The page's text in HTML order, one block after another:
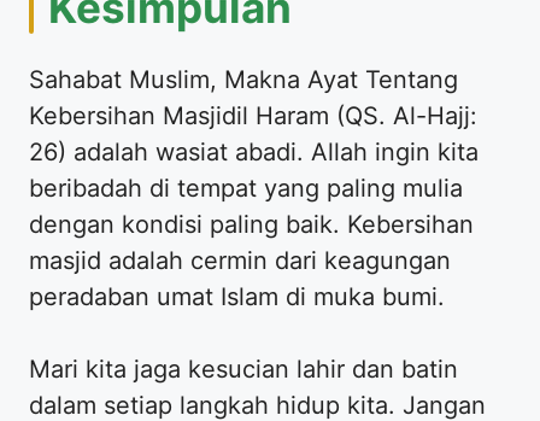
Sahabat Muslim, Makna Ayat Tentang
Kebersihan Masjidil Haram (QS. Al-Hajj:
26) adalah wasiat abadi. Allah ingin kita
beribadah di tempat yang paling mulia
dengan kondisi paling baik. Kebersihan
masjid adalah cermin dari keagungan
peradaban umat Islam di muka bumi.
Mari kita jaga kesucian lahir dan batin
dalam setiap langkah hidup kita. Jangan